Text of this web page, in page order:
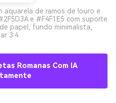
aquarela de ramos de louro e
e #F4F1E5 com suporte
papel, fundo minimalista,
3:4
Romanas Com IA